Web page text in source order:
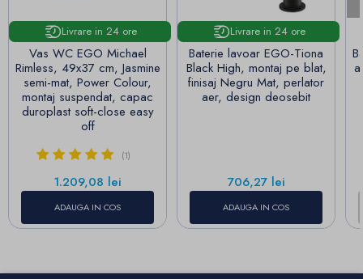
Livrare in 24 ore
Vas WC EGO Michael
Rimless, 49x37 cm, Jasmine
semi-mat, Power Colour,
montaj suspendat, capac
duroplast soft-close easy
off
(1)
Pret
1.209,08 lei
ADAUGA IN COS
Livrare in 24 ore
Baterie lavoar EGO-Tiona
Black High, montaj pe blat,
finisaj Negru Mat, perlator
aer, design deosebit
Pret
706,27 lei
ADAUGA IN COS
auriu